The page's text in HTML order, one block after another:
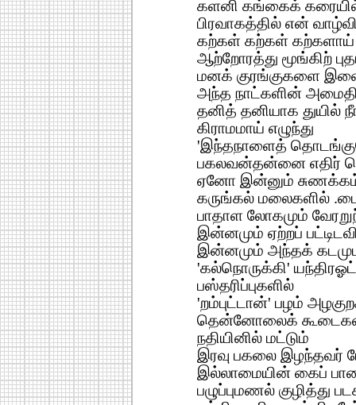
களனி கங்கைக்
பிரவாகத்தில் என்
கற்கள் கற்கள் கற்களாய்
ஆற்றோரத்து மூங்கிற்
மனக் குரங்குகளை
அந்த நாட்களின்
தனித் தனியாக துயில்
கிராமமாய் எழுந்து
'இந்தநாளைத்
பகலவன்தன்னை எதிர்
ஏனோ இன்னும்
கருங்கல் மலைகளில்
பாதாள லோகமும்
இன்னமும் ஏற்றப்
இன்னமும் அந்தக்
'கல்நொருக்கி'
பஸ்தரிப்புகளில்
'றம்புட்டான்' பழம்
தென்னோலைக் கூடைகள்
நதியினில் மட்டும்
இரவு பகலை இழந்தவர்
இல்லாமையின் கைப்
பழுப்புமணல் குழித்து